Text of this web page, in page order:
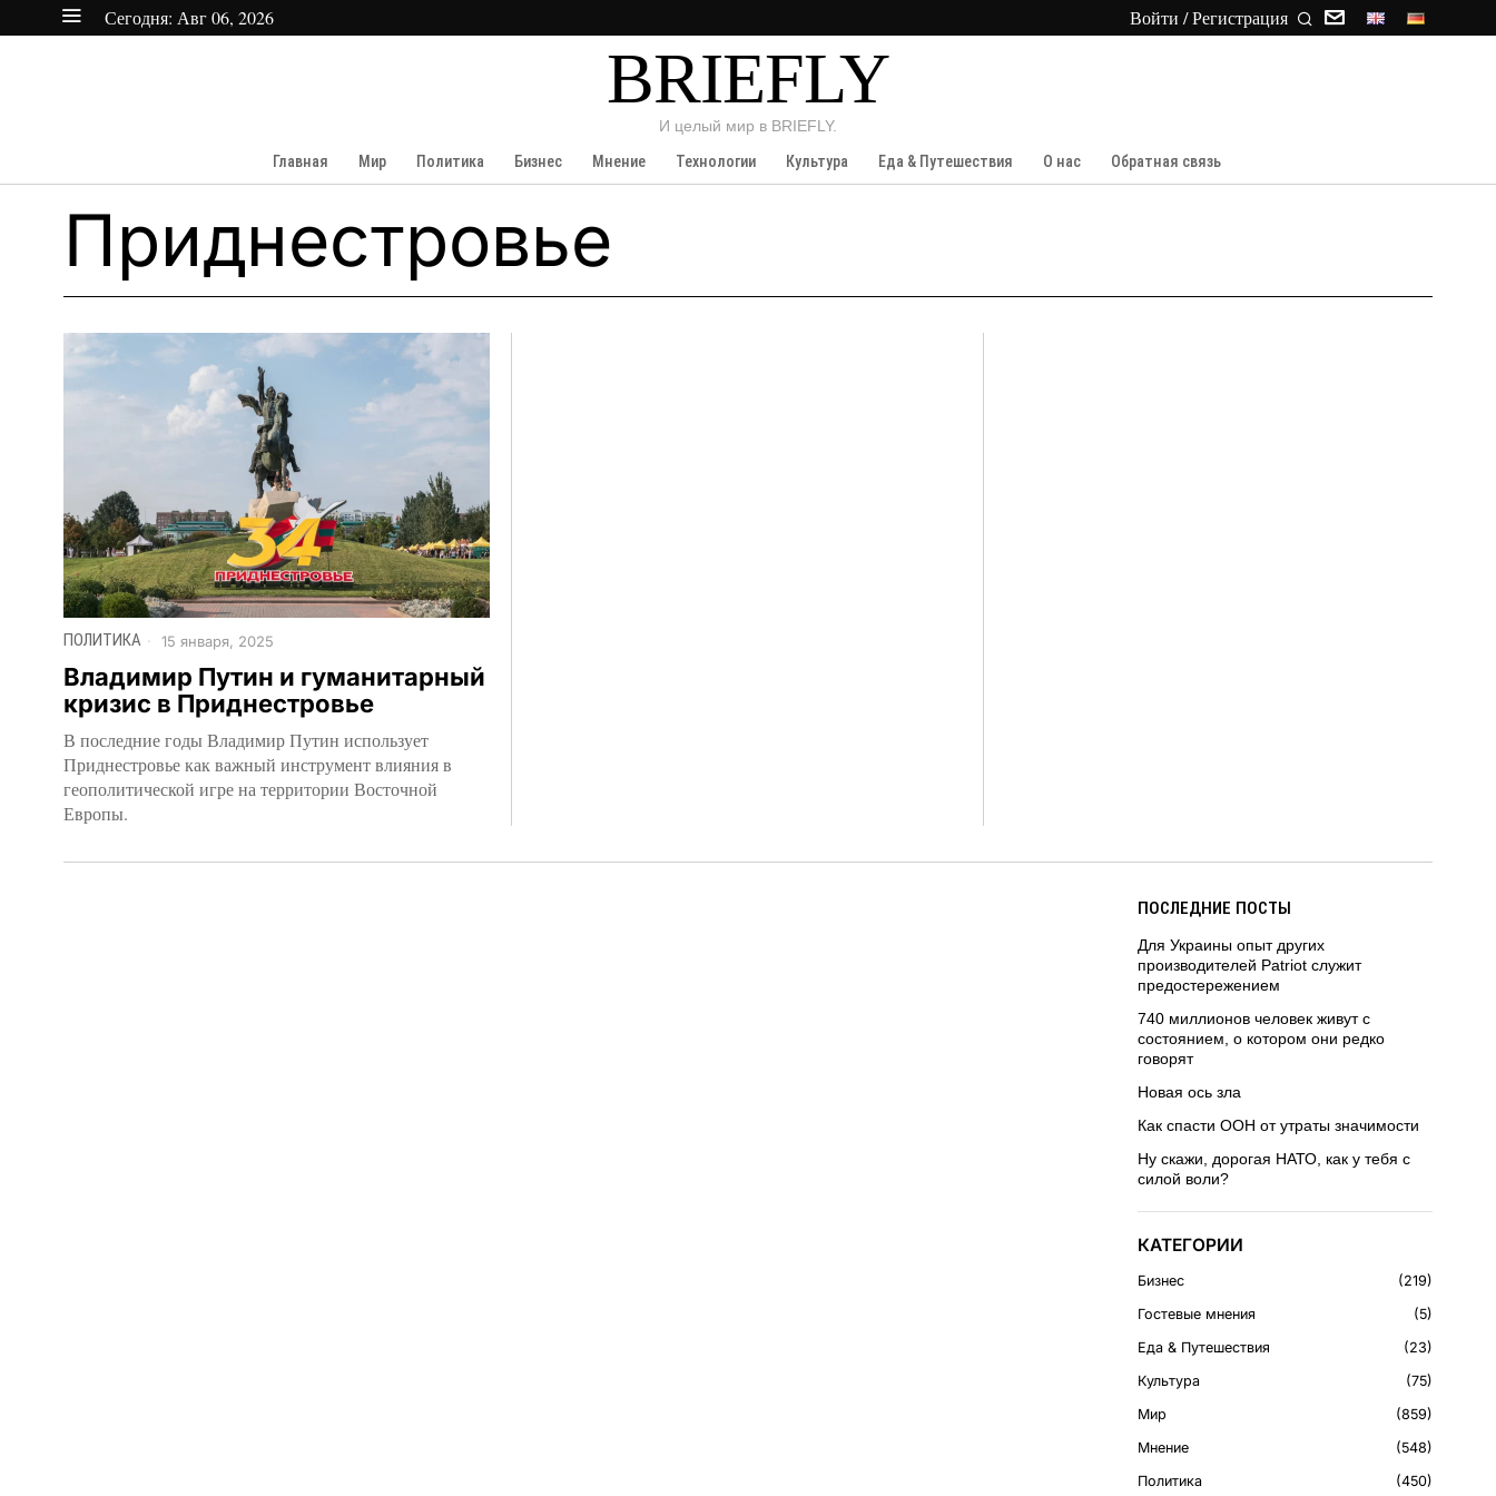
Сегодня: Авг 06, 2026 Войти / Регистрация
BRIEFLY
И целый мир в BRIEFLY.
Главная
Мир Политика Бизнес Мнение Технологии Культура Еда & Путешествия О нас Обратная связь
Приднестровье
ПОЛИТИКА 15 января, 2025
Владимир Путин и гуманитарный
кризис в Приднестровье
В последние годы Владимир Путин использует
Приднестровье как важный инструмент влияния в
геополитической игре на территории Восточной
Европы.
ПОСЛЕДНИЕ ПОСТЫ
Для Украины опыт других
производителей Patriot служит
предостережением
740 миллионов человек живут с
состоянием, о котором они редко
говорят
Новая ось зла
Как спасти ООН от утраты значимости
Ну скажи, дорогая НАТО, как у тебя с
силой воли?
КАТЕГОРИИ
Бизнес
219
Гостевые мнения
5
Еда & Путешествия
23
Культура
75
Мир
859
Мнение
548
Политика
450